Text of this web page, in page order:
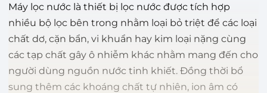
Máy lọc nước là thiết bị lọc nước được tích hợp
nhiều bộ lọc bên trong nhằm loại bỏ triệt để các loại
chất dơ, cặn bẩn, vi khuẩn hay kim loại nặng cùng
các tạp chất gây ô nhiễm khác nhằm mang đến cho
người dùng nguồn nước tinh khiết. Đồng thời bổ
sung thêm các khoáng chất tự nhiên, ion âm có